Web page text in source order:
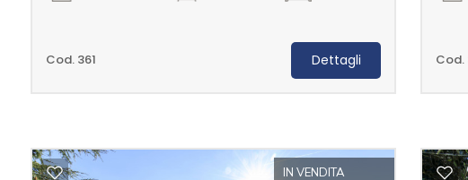
Cod. 361 Dettagli Cod.
IN VENDITA